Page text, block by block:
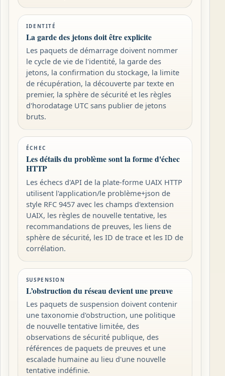
IDENTITÉ
La garde des jetons doit être explicite
Les paquets de démarrage doivent nommer
le cycle de vie de l'identité, la garde des
jetons, la confirmation du stockage, la limite
de récupération, la découverte par texte en
premier, la sphère de sécurité et les règles
d'horodatage UTC sans publier de jetons
bruts.
ÉCHEC
Les détails du problème sont la forme d'échec
HTTP
Les échecs d'API de la plate-forme UAIX HTTP
utilisent l'application/le problème+json de
style RFC 9457 avec les champs d'extension
UAIX, les règles de nouvelle tentative, les
recommandations de preuves, les liens de
sphère de sécurité, les ID de trace et les ID de
corrélation.
SUSPENSION
L’obstruction du réseau devient une preuve
Les paquets de suspension doivent contenir
une taxonomie d'obstruction, une politique
de nouvelle tentative limitée, des
observations de sécurité publique, des
références de paquets de preuves et une
escalade humaine au lieu d'une nouvelle
tentative indéfinie.